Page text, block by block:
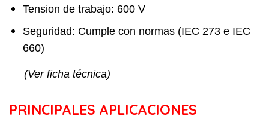
Tension de trabajo: 600 V
Seguridad: Cumple con normas (IEC 273 e IEC
660)
(Ver ficha técnica)
PRINCIPALES APLICACIONES